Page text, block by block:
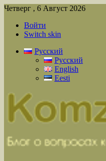
Четверг , 6 Август 2026
Войти
Switch skin
Русский
Русский
English
Eesti